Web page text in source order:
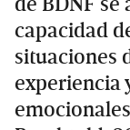
capacidad
situaciones
experiencia